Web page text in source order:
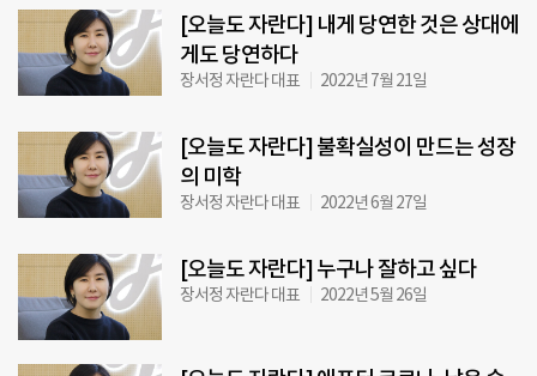
[오늘도 자란다] 내게 당연한 것은 상대에
게도 당연하다
장서정 자란다 대표 2022년 7월 21일
[오늘도 자란다] 불확실성이 만드는 성장
의 미학
장서정 자란다 대표 2022년 6월 27일
[오늘도 자란다] 누구나 잘하고 싶다
장서정 자란다 대표 2022년 5월 26일